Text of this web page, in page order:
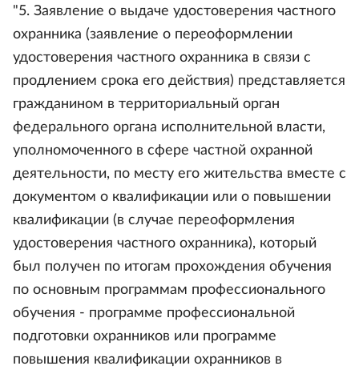
"5. Заявление о выдаче удостоверения частного
охранника (заявление о переоформлении
удостоверения частного охранника в связи с
продлением срока его действия) представляется
гражданином в территориальный орган
федерального органа исполнительной власти,
уполномоченного в сфере частной охранной
деятельности, по месту его жительства вместе с
документом о квалификации или о повышении
квалификации (в случае переоформления
удостоверения частного охранника), который
был получен по итогам прохождения обучения
по основным программам профессионального
обучения - программе профессиональной
подготовки охранников или программе
повышения квалификации охранников в